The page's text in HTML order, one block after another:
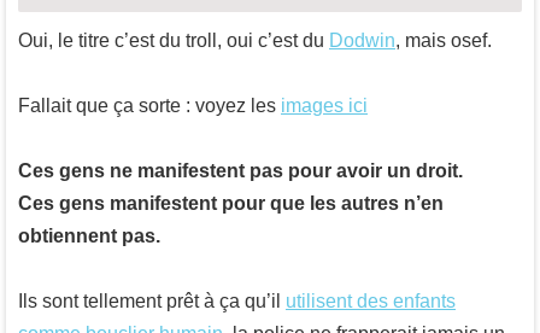
Oui, le titre c’est du troll, oui c’est du Dodwin, mais osef.
Fallait que ça sorte : voyez les images ici
Ces gens ne manifestent pas pour avoir un droit.
Ces gens manifestent pour que les autres n’en
obtiennent pas.
Ils sont tellement prêt à ça qu’il utilisent des enfants